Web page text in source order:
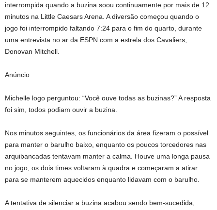
interrompida quando a buzina soou continuamente por mais de 12
minutos na Little Caesars Arena. A diversão começou quando o
jogo foi interrompido faltando 7:24 para o fim do quarto, durante
uma entrevista no ar da ESPN com a estrela dos Cavaliers,
Donovan Mitchell.
Anúncio
Michelle logo perguntou: “Você ouve todas as buzinas?” A resposta
foi sim, todos podiam ouvir a buzina.
Nos minutos seguintes, os funcionários da área fizeram o possível
para manter o barulho baixo, enquanto os poucos torcedores nas
arquibancadas tentavam manter a calma. Houve uma longa pausa
no jogo, os dois times voltaram à quadra e começaram a atirar
para se manterem aquecidos enquanto lidavam com o barulho.
A tentativa de silenciar a buzina acabou sendo bem-sucedida,